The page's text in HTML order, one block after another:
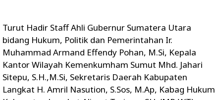
Turut Hadir Staff Ahli Gubernur Sumatera Utara
bidang Hukum, Politik dan Pemerintahan Ir.
Muhammad Armand Effendy Pohan, M.Si, Kepala
Kantor Wilayah Kemenkumham Sumut Mhd. Jahari
Sitepu, S.H.,M.Si, Sekretaris Daerah Kabupaten
Langkat H. Amril Nasution, S.Sos, M.Ap, Kabag Hukum